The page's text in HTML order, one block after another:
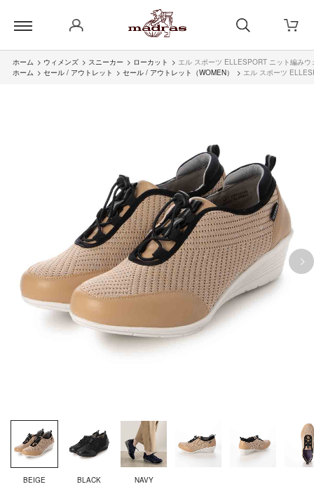
ホーム > ウィメンズ > スニーカー > ローカット > エル スポーツ ELLESPORT ニット編み
ホーム > セール / アウトレット > セール / アウトレット（WOMEN） > エル スポーツ
BEIGE BLACK NAVY